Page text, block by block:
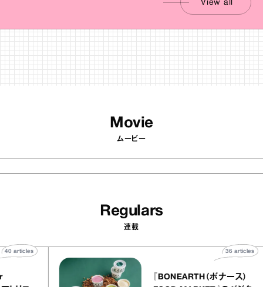
View all
Movie
ムービー
Regulars
連載
atelier
40
『BONEARTH（ボナー
36